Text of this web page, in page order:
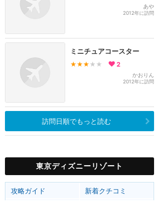
あや
2012年に訪問
ミニチュアコースター
★★★ ★★ 2
かおりん
2012年に訪問
訪問日順でもっと読む
東京ディズニーリゾート
攻略ガイド
新着クチコミ